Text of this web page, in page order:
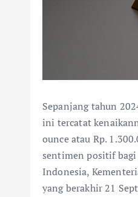
Sepanjang tahun
ini tercatat
ounce atau Rp.
sentimen positif bagi
Indonesia,
yang berakhir 21